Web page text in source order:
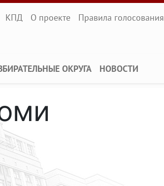
Infopanel
КПД О проекте Правила голосования
ОКРУГА НОВОСТИ